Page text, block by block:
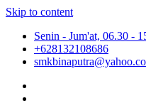
Skip to content
Senin - Jum'at, 06.30 -
+628132108686